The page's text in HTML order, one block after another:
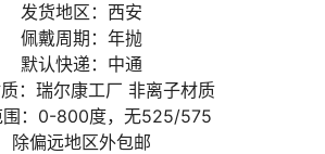
发货地区：西安
佩戴周期：年抛
默认快递：中通
：瑞尔康工厂 非离子材质
围：0-800度，无525/575
除偏远地区外包邮